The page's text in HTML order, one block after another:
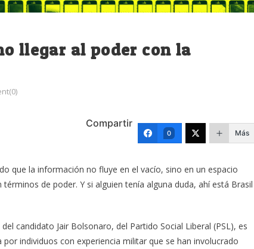
llegar al poder con la
Compartir
0 Más
que la información no fluye en el vacío, sino en un espacio
de poder. Y si alguien tenía alguna duda, ahí está Brasil
candidato Jair Bolsonaro, del Partido Social Liberal (PSL), es
por individuos con experiencia militar que se han involucrado